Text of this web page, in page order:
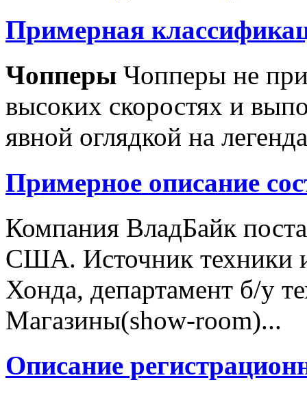
Примерная
Чопперы Чопперы не
высоких скоростях и
явной оглядкой на
Примерное описание
Компания ВладБайк
США. Источник техники
Хонда, департамент б/у
Магазины(show-room)...
Описание